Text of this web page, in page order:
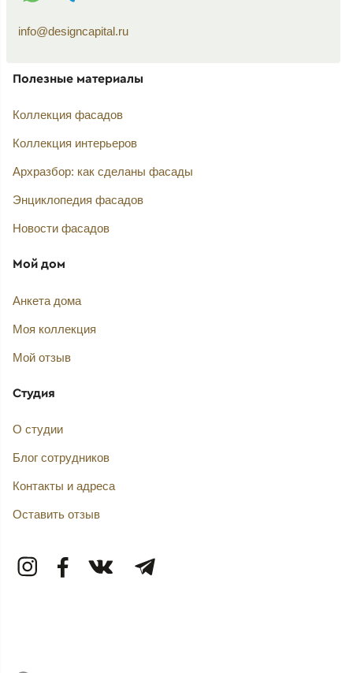
info@designcapital.ru
Полезные материалы
Коллекция фасадов
Коллекция интерьеров
Архразбор: как сделаны фасады
Энциклопедия фасадов
Новости фасадов
Мой дом
Анкета дома
Моя коллекция
Мой отзыв
Студия
О студии
Блог сотрудников
Контакты и адреса
Оставить отзыв